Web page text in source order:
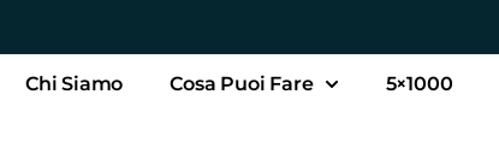
Chi Siamo Cosa Puoi Fare 5×1000